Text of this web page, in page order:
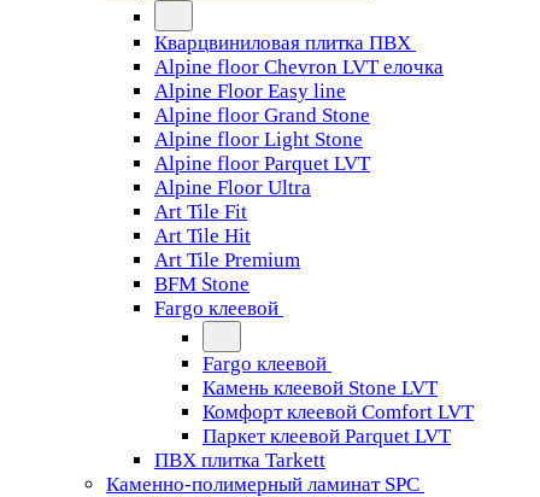
Кварцвиниловая плитка ПВХ
Alpine floor Chevron LVT елочка
Alpine Floor Easy line
Alpine floor Grand Stone
Alpine floor Light Stone
Alpine floor Parquet LVT
Alpine Floor Ultra
Art Tile Fit
Art Tile Hit
Art Tile Premium
BFM Stone
Fargo клеевой
Fargo клеевой
Камень клеевой Stone LVT
Комфорт клеевой Comfort LVT
Паркет клеевой Parquet LVT
ПВХ плитка Tarkett
Каменно-полимерный ламинат SPC